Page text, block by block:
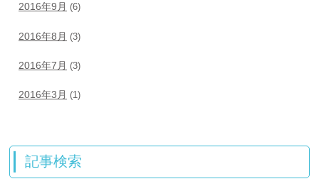
2016年9月 (6)
2016年8月 (3)
2016年7月 (3)
2016年3月 (1)
記事検索